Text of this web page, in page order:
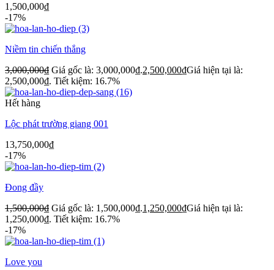
1,500,000₫
-17%
Niềm tin chiến thắng
3,000,000₫ Giá gốc là: 3,000,000₫.2,500,000₫Giá hiện tại là:
2,500,000₫. Tiết kiệm: 16.7%
Hết hàng
Lộc phát trường giang 001
13,750,000₫
-17%
Đong đầy
1,500,000₫ Giá gốc là: 1,500,000₫.1,250,000₫Giá hiện tại là:
1,250,000₫. Tiết kiệm: 16.7%
-17%
Love you